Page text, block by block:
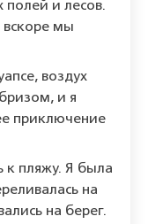
полей и лесов.
вскоре мы
воздух
и я
приключение
к пляжу. Я была
на
на берег.